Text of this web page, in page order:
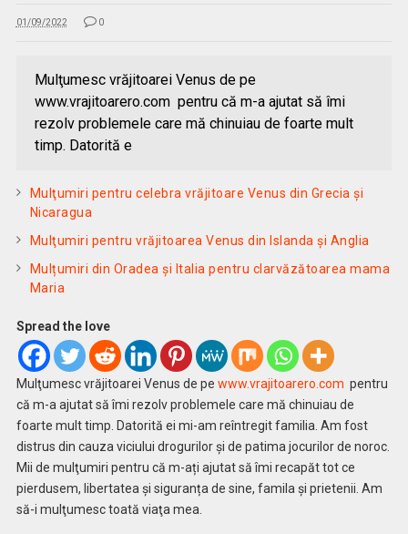
01/09/2022 0
Mulţumesc vrăjitoarei Venus de pe
www.vrajitoarero.com pentru că m-a ajutat să îmi
rezolv problemele care mă chinuiau de foarte mult
timp. Datorită e
Mulţumiri pentru celebra vrăjitoare Venus din Grecia și
Nicaragua
Mulţumiri pentru vrăjitoarea Venus din Islanda și Anglia
Mulțumiri din Oradea și Italia pentru clarvăzătoarea mama
Maria
Spread the love
Mulţumesc vrăjitoarei Venus de pe www.vrajitoarero.com pentru
că m-a ajutat să îmi rezolv problemele care mă chinuiau de
foarte mult timp. Datorită ei mi-am reîntregit familia. Am fost
distrus din cauza viciului drogurilor și de patima jocurilor de noroc.
Mii de mulţumiri pentru că m-ați ajutat să îmi recapăt tot ce
pierdusem, libertatea și siguranța de sine, famila și prietenii. Am
să-i mulţumesc toată viaţa mea.